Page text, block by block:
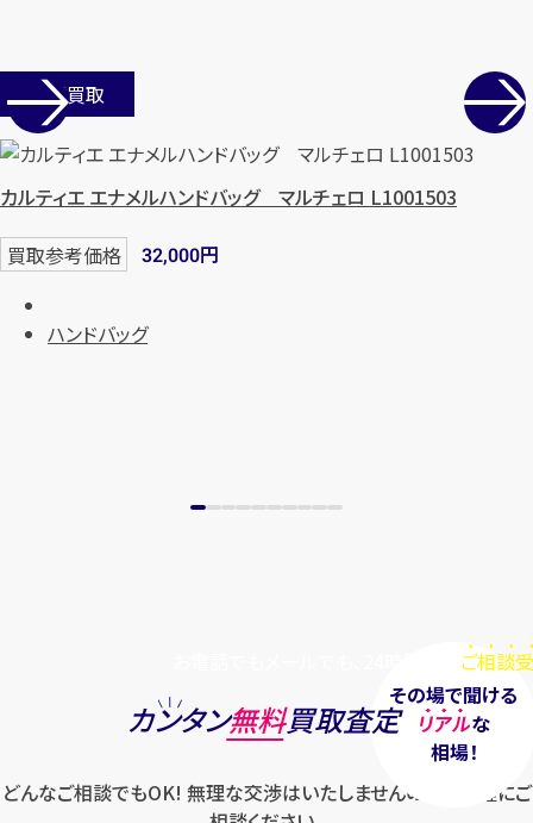
します
まずは お電話 無料査定
【総合受付】24時間・年中無休(年末年
店舗買取
カルティエ エナメルハンドバッグ マルチェロ L1001503
買取参考価格 32,000円
ハンドバッグ
ご相談
その場で聞ける
リアルな
相場！
カンタン無料買取査定
どんなご相談でもOK! 無理な交渉はいたしませんのでお気軽にご